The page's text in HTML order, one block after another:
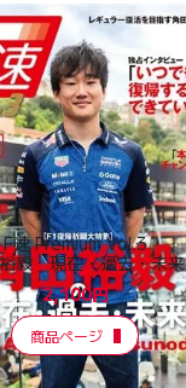
F速 Premium Vol.3
毅 現在・過去・未来
2,100円
商品ページ